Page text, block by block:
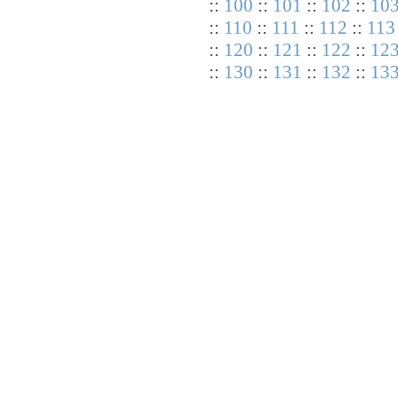
:: 100 :: 101 :: 102 ::
:: 110 :: 111 :: 112 :: 113
:: 120 :: 121 :: 122 ::
:: 130 :: 131 :: 132 ::